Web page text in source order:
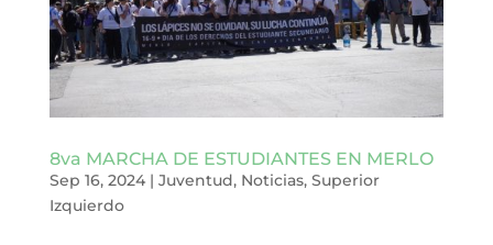
8va MARCHA DE ESTUDIANTES EN MERLO
Sep 16, 2024| Juventud, Noticias, Superior
Izquierdo